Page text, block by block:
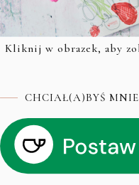
Kliknij w obrazek, aby
CHCIAŁ(A)BYŚ MNIE